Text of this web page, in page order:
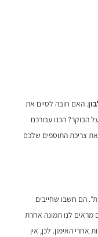
. האם חובה לסיים את
הבוקר? הכנו עבורכם
צריכת התוספים שלכם
הם חשבו שחייבים
מראים לנו תמונה אחרת
אחרי האימון. לכן, אין